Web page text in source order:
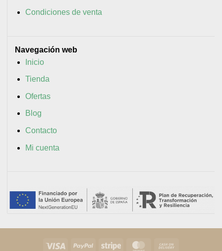
Condiciones de venta
Navegación web
Inicio
Tienda
Ofertas
Blog
Contacto
Mi cuenta
Visa PayPal Stripe MasterCard